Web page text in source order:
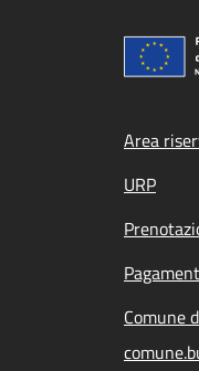
Area
URP
Comune